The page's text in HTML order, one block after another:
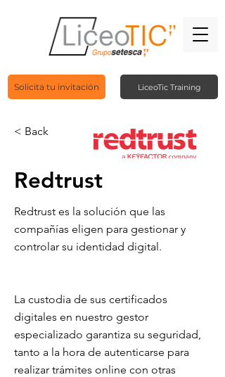
Solicita tu invitación LiceoTic Training
< Back
Redtrust
Redtrust es la solución que las
compañías eligen para gestionar y
controlar su identidad digital.
La custodia de sus certificados
digitales en nuestro gestor
especializado garantiza su seguridad,
tanto a la hora de autenticarse para
realizar trámites online con otras